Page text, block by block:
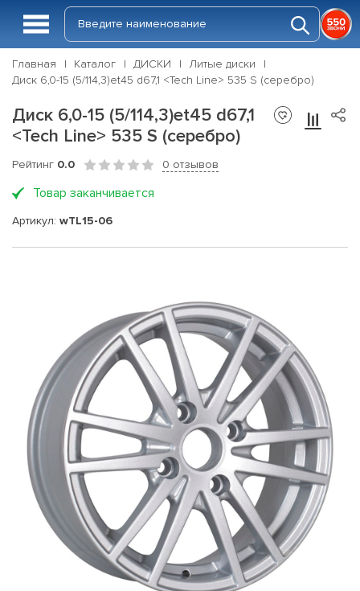
Главная Каталог ДИСКИ
Литые диски
Диск 6,0-15 (5/114,3)et45 d67,1 <Tech Line> 535 S (серебро)
Диск 6,0-15 (5/114,3)et45 d67,1
<Tech Line> 535 S (серебро)
Рейтинг 0.0 0 отзывов
Товар заканчивается
Артикул: wTL15-06